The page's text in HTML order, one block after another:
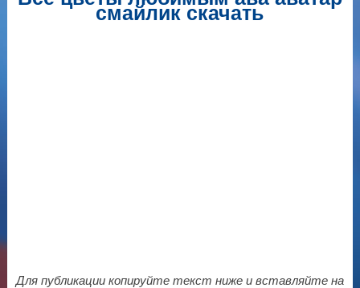
смайлик скачать
Для публикации копируйте текст ниже и вставляйте на